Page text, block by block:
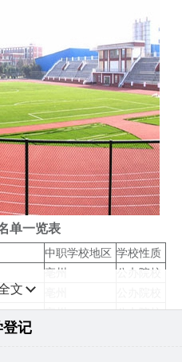
单一览表
中职学校地区 学校性质
亳州
公办院校
亳州
公办院校
文
登记